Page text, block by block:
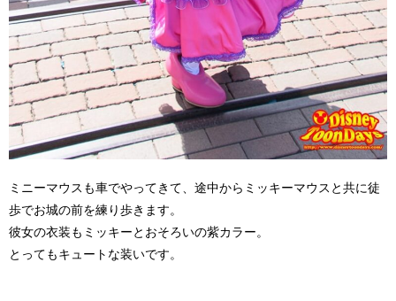
ミニーマウスも車でやってきて、途中からミッキーマウスと共に徒
歩でお城の前を練り歩きます。
彼女の衣装もミッキーとおそろいの紫カラー。
とってもキュートな装いです。